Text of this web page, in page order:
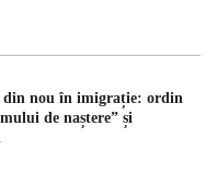
din nou în imigrație: ordin
de naștere” și